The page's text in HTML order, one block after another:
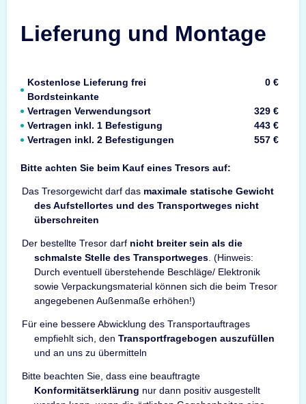
Lieferung und Montage
Kostenlose Lieferung frei
Bordsteinkante
0 €
Vertragen Verwendungsort
329 €
Vertragen inkl. 1 Befestigung
443 €
Vertragen inkl. 2 Befestigungen
557 €
Bitte achten Sie beim Kauf eines Tresors auf:
Das Tresorgewicht darf das maximale statische Gewicht
des Aufstellortes und des Transportweges nicht
überschreiten
Der bestellte Tresor darf nicht breiter sein als die
schmalste Stelle des Transportweges. (Hinweis:
Durch eventuell überstehende Beschläge/ Elektronik
sowie Verpackungsmaterial können sich die beim Tresor
angegebenen Außenmaße erhöhen!)
Für eine bessere Abwicklung des Transportauftrages
empfiehlt sich, den Transportfragebogen auszufüllen
und an uns zu übermitteln
Bitte beachten Sie, dass eine beauftragte
Konformitätserklärung nur dann positiv ausgestellt